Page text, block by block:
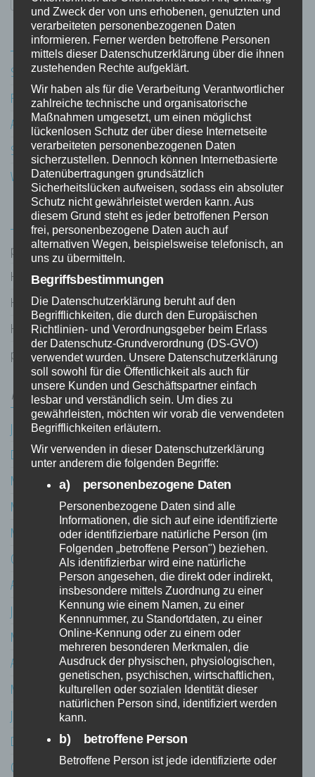
nach:
NEUESTE BEITRÄGE
Solarpanel Hintern Fenster
Frohe Festtage
Acrylglas erster Versuch
Solarpanel hinterm Fenster
Wetter Messung Temperatur
NEUESTE KOMMENTARE
pulstarzu3D Scanner DIY
Heiko Blumzu3D Scanner DIY
Heiko Blumzu3D Scanner DIY
Heikozu3D Scanner DIY
pulstarzuDiverses
ARCHIV
Juli 2026
Dezember 2025
Mai 2024
März 2024
März 2021
Oktober 2020
August 2020
Juli 2020
Mai 2020
April 2020
März 2020
Januar 2020
Dezember 2019
Oktober 2019
und Zweck der von uns erhobenen, genutzten und
verarbeiteten personenbezogenen Daten
informieren. Ferner werden betroffene Personen
mittels dieser Datenschutzerklärung über die ihnen
zustehenden Rechte aufgeklärt.
Wir haben als für die Verarbeitung Verantwortlicher
zahlreiche technische und organisatorische
Maßnahmen umgesetzt, um einen möglichst
lückenlosen Schutz der über diese Internetseite
verarbeiteten personenbezogenen Daten
sicherzustellen. Dennoch können Internetbasierte
Datenübertragungen grundsätzlich
Sicherheitslücken aufweisen, sodass ein absoluter
Schutz nicht gewährleistet werden kann. Aus
diesem Grund steht es jeder betroffenen Person
frei, personenbezogene Daten auch auf
alternativen Wegen, beispielsweise telefonisch, an
uns zu übermitteln.
Begriffsbestimmungen
Die Datenschutzerklärung beruht auf den
Begrifflichkeiten, die durch den Europäischen
Richtlinien- und Verordnungsgeber beim Erlass
der Datenschutz-Grundverordnung (DS-GVO)
verwendet wurden. Unsere Datenschutzerklärung
soll sowohl für die Öffentlichkeit als auch für
unsere Kunden und Geschäftspartner einfach
lesbar und verständlich sein. Um dies zu
gewährleisten, möchten wir vorab die verwendeten
Begrifflichkeiten erläutern.
Wir verwenden in dieser Datenschutzerklärung
unter anderem die folgenden Begriffe:
a) personenbezogene Daten
Personenbezogene Daten sind alle
Informationen, die sich auf eine identifizierte
oder identifizierbare natürliche Person (im
Folgenden „betroffene Person") beziehen.
Als identifizierbar wird eine natürliche
Person angesehen, die direkt oder indirekt,
insbesondere mittels Zuordnung zu einer
Kennung wie einem Namen, zu einer
Kennnummer, zu Standortdaten, zu einer
Online-Kennung oder zu einem oder
mehreren besonderen Merkmalen, die
Ausdruck der physischen, physiologischen,
genetischen, psychischen, wirtschaftlichen,
kulturellen oder sozialen Identität dieser
natürlichen Person sind, identifiziert werden
kann.
b) betroffene Person
Betroffene Person ist jede identifizierte oder